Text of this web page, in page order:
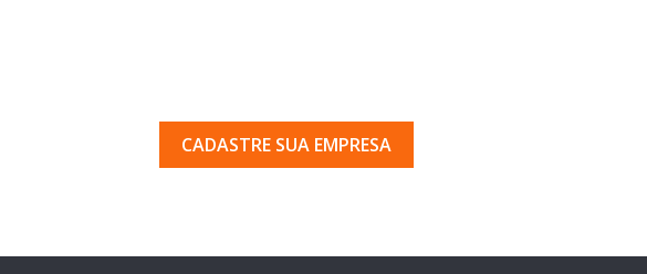
CADASTRE SUA EMPRESA